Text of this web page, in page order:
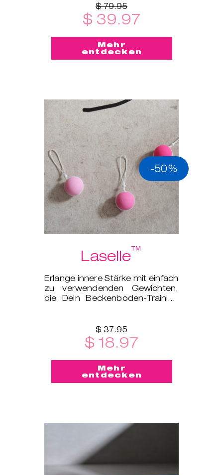
$ 79.95
$ 39.97
Mehr
entdecken
-50%
Laselle™
Erlange innere Stärke mit einfach
zu verwendenden Gewichten,
die Dein Beckenboden-Training
$ 37.95
$ 18.97
Mehr
entdecken